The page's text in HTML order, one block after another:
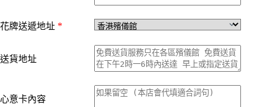
花牌送遞地址 *
送貨地址
心意卡內容